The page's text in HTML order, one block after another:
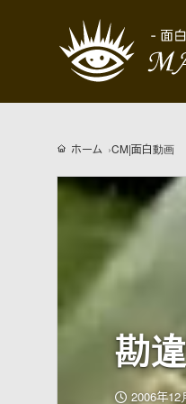
ホーム CM|面白動画
勘
2006年12